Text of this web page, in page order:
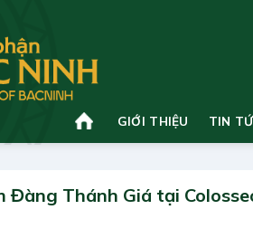
GIỚI THIỆU TIN
Đàng Thánh Giá tại